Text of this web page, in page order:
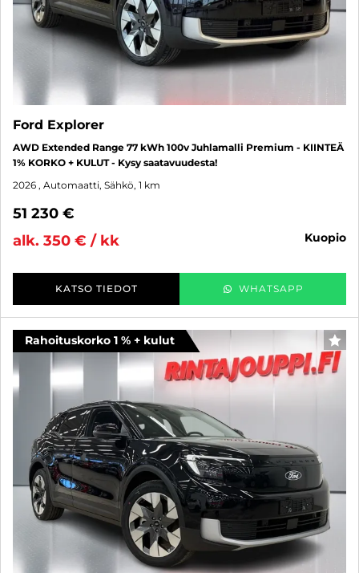
Ford Explorer
AWD Extended Range 77 kWh 100v Juhlamalli Premium - KIINTEÄ
1% KORKO + KULUT - Kysy saatavuudesta!
2026 , Automaatti, Sähkö, 1 km
51 230 €
alk. 350 € / kk
kuopio
KATSO TIEDOT WHATSAPP
Rahoituskorko 1 % + kulut